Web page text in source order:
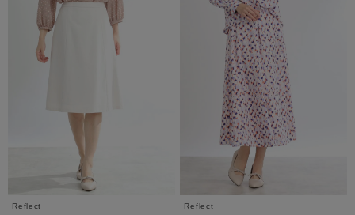
Reflect
Reflect